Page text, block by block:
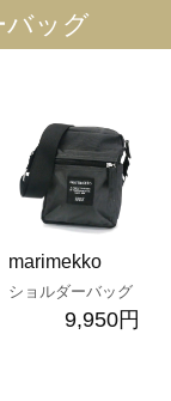
バッグ
marimekko
ショルダーバッグ
9,950円